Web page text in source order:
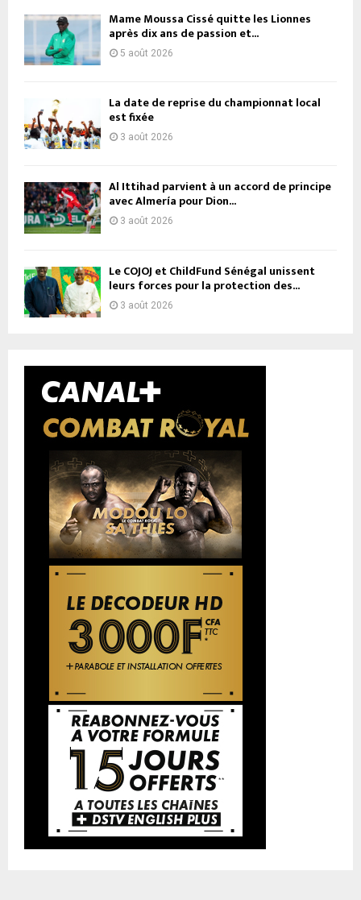
Mame Moussa Cissé quitte les Lionnes
après dix ans de passion et...
5 août 2026
La date de reprise du championnat local
est fixée
3 août 2026
Al Ittihad parvient à un accord de principe
avec Almería pour Dion...
3 août 2026
Le COJOJ et ChildFund Sénégal unissent
leurs forces pour la protection des...
3 août 2026